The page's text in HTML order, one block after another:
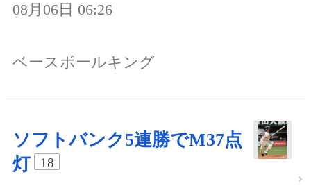
08月06日 06:26
ベースボールキング
ソフトバンク5連勝でM37点
灯
18